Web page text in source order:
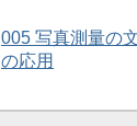
005 写真測量の
の応用